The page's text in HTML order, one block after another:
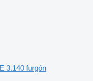
3.140 furgón